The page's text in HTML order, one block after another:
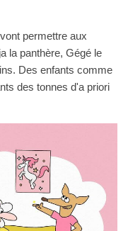
permettre aux
la panthère, Gégé le
Des enfants comme
des tonnes d'a priori